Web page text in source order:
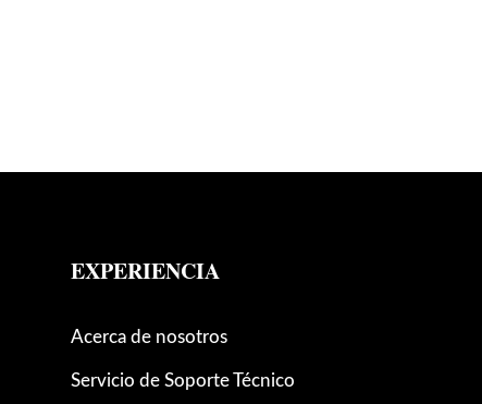
EXPERIENCIA
Acerca de nosotros
Servicio de Soporte Técnico